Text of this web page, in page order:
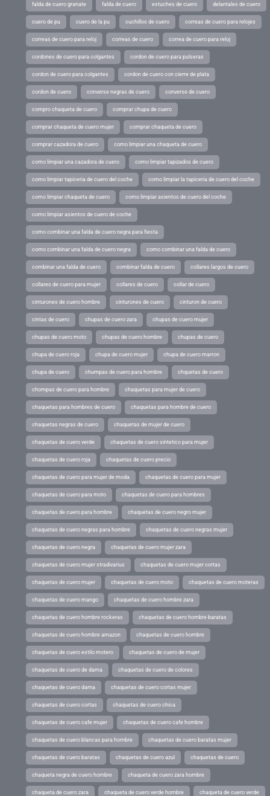
falda de cuero granate falda de cuero estuches de cuero delantales de cuero
cuero de pu cuero de la pu cuchillos de cuero correas de cuero para relojes
correas de cuero para reloj correas de cuero correa de cuero para reloj
cordones de cuero para colgantes cordon de cuero para pulseras
cordon de cuero para colgantes cordon de cuero con cierre de plata
cordon de cuero converse negras de cuero converse de cuero
compro chaqueta de cuero comprar chupa de cuero
comprar chaqueta de cuero mujer comprar chaqueta de cuero
comprar cazadora de cuero como limpiar una chaqueta de cuero
como limpiar una cazadora de cuero como limpiar tapizados de cuero
como limpiar tapiceria de cuero del coche como limpiar la tapiceria de cuero del coche
como limpiar chaqueta de cuero como limpiar asientos de cuero del coche
como limpiar asientos de cuero de coche
como combinar una falda de cuero negra para fiesta
como combinar una falda de cuero negra como combinar una falda de cuero
combinar una falda de cuero combinar falda de cuero collares largos de cuero
collares de cuero para mujer collares de cuero collar de cuero
cinturones de cuero hombre cinturones de cuero cinturon de cuero
cintas de cuero chupas de cuero zara chupas de cuero mujer
chupas de cuero moto chupas de cuero hombre chupas de cuero
chupa de cuero roja chupa de cuero mujer chupa de cuero marron
chupa de cuero chumpas de cuero para hombre chquetas de cuero
chompas de cuero para hombre chaquetas para mujer de cuero
chaquetas para hombres de cuero chaquetas para hombre de cuero
chaquetas negras de cuero chaquetas de mujer de cuero
chaquetas de cuero verde chaquetas de cuero sintetico para mujer
chaquetas de cuero roja chaquetas de cuero precio
chaquetas de cuero para mujer de moda chaquetas de cuero para mujer
chaquetas de cuero para moto chaquetas de cuero para hombres
chaquetas de cuero para hombre chaquetas de cuero negro mujer
chaquetas de cuero negras para hombre chaquetas de cuero negras mujer
chaquetas de cuero negra chaquetas de cuero mujer zara
chaquetas de cuero mujer stradivarius chaquetas de cuero mujer cortas
chaquetas de cuero mujer chaquetas de cuero moto chaquetas de cuero moteras
chaquetas de cuero mango chaquetas de cuero hombre zara
chaquetas de cuero hombre rockeras chaquetas de cuero hombre baratas
chaquetas de cuero hombre amazon chaquetas de cuero hombre
chaquetas de cuero estilo motero chaquetas de cuero de mujer
chaquetas de cuero de dama chaquetas de cuero de colores
chaquetas de cuero dama chaquetas de cuero cortas mujer
chaquetas de cuero cortas chaquetas de cuero chica
chaquetas de cuero cafe mujer chaquetas de cuero cafe hombre
chaquetas de cuero blancas para hombre chaquetas de cuero baratas mujer
chaquetas de cuero baratas chaquetas de cuero azul chaquetas de cuero
chaqueta negra de cuero hombre chaqueta de cuero zara hombre
chaqueta de cuero zara chaqueta de cuero verde hombre chaqueta de cuero verde